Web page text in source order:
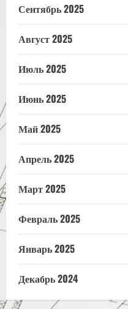
Сентябрь 2025
Август 2025
Июль 2025
Июнь 2025
Май 2025
Апрель 2025
Март 2025
Февраль 2025
Январь 2025
Декабрь 2024